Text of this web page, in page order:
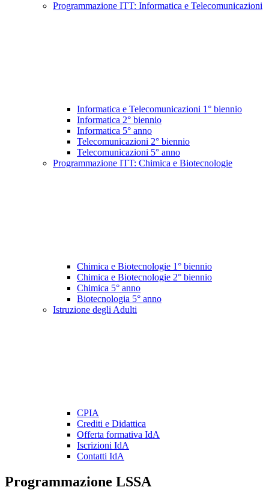
Programmazione ITT: Informatica e Telecomunicazioni
Informatica e Telecomunicazioni 1° biennio
Informatica 2° biennio
Informatica 5° anno
Telecomunicazioni 2° biennio
Telecomunicazioni 5° anno
Programmazione ITT: Chimica e Biotecnologie
Chimica e Biotecnologie 1° biennio
Chimica e Biotecnologie 2° biennio
Chimica 5° anno
Biotecnologia 5° anno
Istruzione degli Adulti
CPIA
Crediti e Didattica
Offerta formativa IdA
Iscrizioni IdA
Contatti IdA
Programmazione LSSA